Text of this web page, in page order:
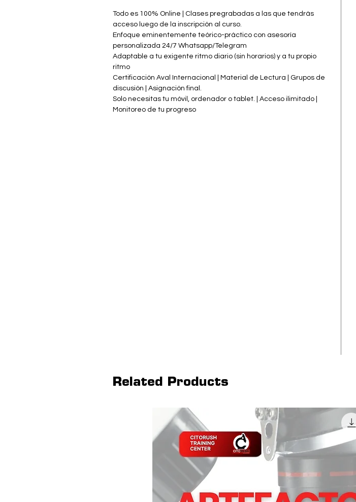
Todo es 100% Online | Clases pregrabadas a las que tendrás
acceso luego de la inscripción al curso.
Enfoque eminentemente teórico-práctico con asesoría
personalizada 24/7 Whatsapp/Telegram
Adaptable a tu exigente ritmo diario (sin horarios) y a tu propio
ritmo
Certificación Aval Internacional | Material de Lectura | Grupos de
discusión | Asignación final.
Solo necesitas tu móvil, ordenador o tablet. | Acceso ilimitado |
Monitoreo de tu progreso
Related Products